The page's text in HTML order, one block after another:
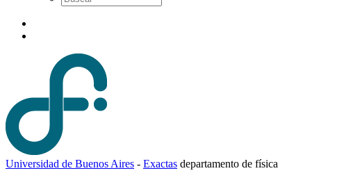
Universidad de Buenos Aires - Exactas departamento de física